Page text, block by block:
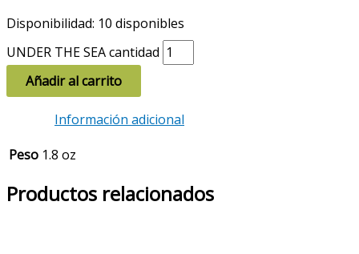
Disponibilidad: 10 disponibles
UNDER THE SEA cantidad
Añadir al carrito
Información adicional
Peso 1.8 oz
Productos relacionados